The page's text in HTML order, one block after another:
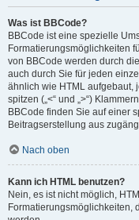
Was ist BBCode?
BBCode ist eine spezielle
Formatierungsmöglichkeiten
von BBCode werden durch
auch durch Sie für jeden
ähnlich wie HTML aufgebaut,
spitzen („<“ und „>“)
BBCode finden Sie auf einer
Beitragserstellung aus
Nach oben
Kann ich HTML benutzen?
Nein, es ist nicht möglich,
Formatierungsmöglichkeiten,